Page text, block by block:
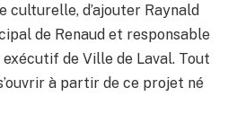
culturelle, d’ajouter Raynald
de Renaud et responsable
de Ville de Laval. Tout
à partir de ce projet né